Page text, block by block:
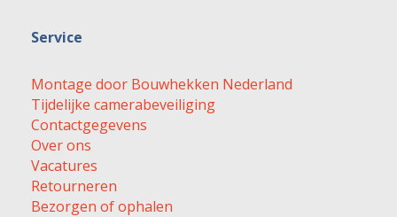
Service
Montage door Bouwhekken Nederland
Tijdelijke camerabeveiliging
Contactgegevens
Over ons
Vacatures
Retourneren
Bezorgen of ophalen